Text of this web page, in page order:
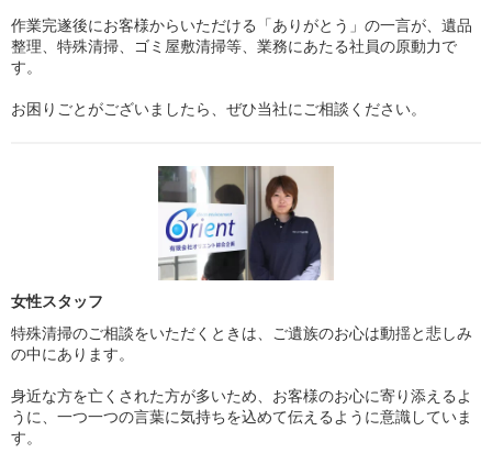
作業完遂後にお客様からいただける「ありがとう」の一言が、遺品
整理、特殊清掃、ゴミ屋敷清掃等、業務にあたる社員の原動力で
す。
お困りごとがございましたら、ぜひ当社にご相談ください。
女性スタッフ
特殊清掃のご相談をいただくときは、ご遺族のお心は動揺と悲しみ
の中にあります。
身近な方を亡くされた方が多いため、お客様のお心に寄り添えるよ
うに、一つ一つの言葉に気持ちを込めて伝えるように意識していま
す。